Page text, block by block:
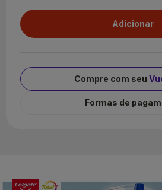
Compre com seu
Formas de